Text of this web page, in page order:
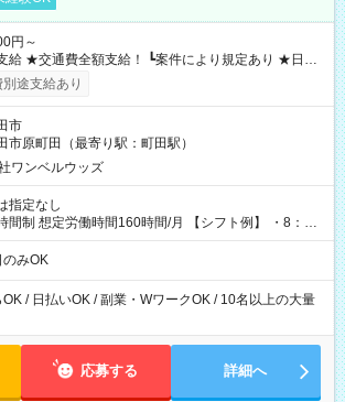
円～
規定あり ★日払
規定あり） ┗働いたその日に現金GET♪ お仕事後はコ
ら 日払い分を引き落とせます！ 【試用期間】試
途支給あり
市
市原町田（最寄り駅：町田駅）
ワンベルウッズ
指定なし
想定労働時間160時間/月 【シフト例】 ・8：00
みOK
/ 日払いOK / 副業・WワークOK / 10名以上の大量
応募する 詳細へ